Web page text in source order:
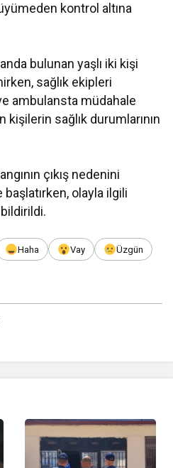
kontrol altına
bulunan yaşlı iki kişi
sağlık ekipleri
ambulansta müdahale
kişilerin sağlık durumlarının
çıkış nedenini
olayla ilgili
Haha Vay Üzgün